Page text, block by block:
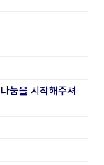
눔을 시작해주셔